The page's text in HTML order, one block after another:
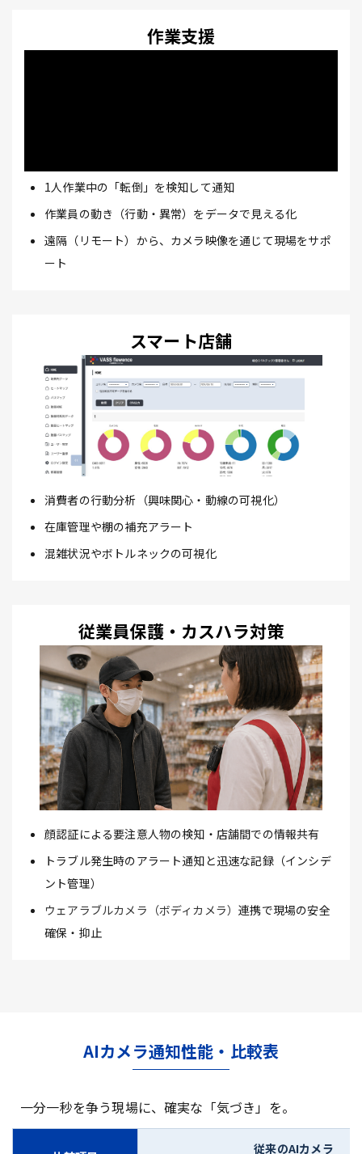
作業支援
1人作業中の「転倒」を検知して通知
作業員の動き（行動・異常）をデータで見える化
遠隔（リモート）から、カメラ映像を通じて現場をサポ
ート
スマート店舗
消費者の行動分析（興味関心・動線の可視化）
在庫管理や棚の補充アラート
混雑状況やボトルネックの可視化
従業員保護・カスハラ対策
顔認証による要注意人物の検知・店舗間での情報共有
トラブル発生時のアラート通知と迅速な記録（インシデ
ント管理）
ウェアラブルカメラ（ボディカメラ）連携で現場の安全
確保・抑止
AIカメラ通知性能・比較表
一分一秒を争う現場に、確実な「気づき」を。
従来のAIカメラ